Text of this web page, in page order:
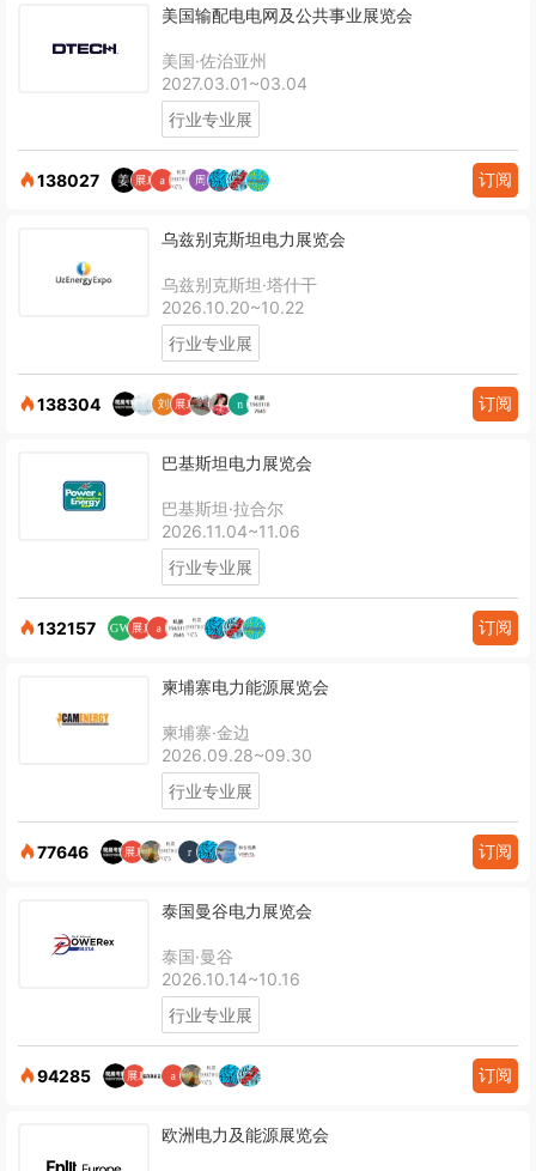
美国输配电电网及公共事业展览会
美国·佐治亚州
2027.03.01~03.04
行业专业展
138027 订阅
乌兹别克斯坦电力展览会
乌兹别克斯坦·塔什干
2026.10.20~10.22
行业专业展
138304 订阅
巴基斯坦电力展览会
巴基斯坦·拉合尔
2026.11.04~11.06
行业专业展
132157 订阅
柬埔寨电力能源展览会
柬埔寨·金边
2026.09.28~09.30
行业专业展
77646 订阅
泰国曼谷电力展览会
泰国·曼谷
2026.10.14~10.16
行业专业展
94285 订阅
欧洲电力及能源展览会